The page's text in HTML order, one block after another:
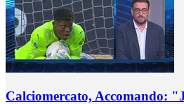
Calciomercato, Accomando: